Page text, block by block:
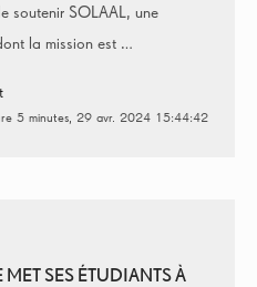
soutenir SOLAAL, une
la mission est …
5 minutes 29 avr. 2024 15:44:42
SES ÉTUDIANTS À